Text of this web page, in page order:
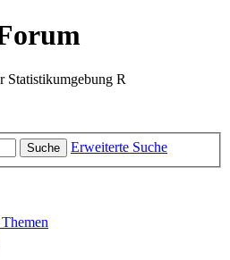
Statistikumgebung R
Suche Erweiterte Suche